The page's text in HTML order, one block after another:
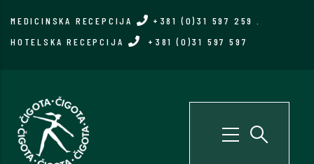
MEDICINSKA RECEPCIJA +381 (0)31 597 259
HOTELSKA RECEPCIJA
+381 (0)31 597 597